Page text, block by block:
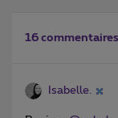
16 commentaires
Isabelle.